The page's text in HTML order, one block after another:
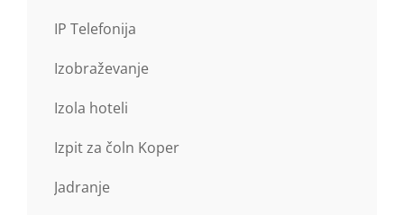
IP Telefonija
Izobraževanje
Izola hoteli
Izpit za čoln Koper
Jadranje